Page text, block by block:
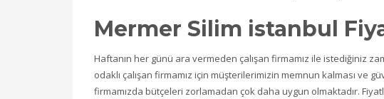
Mermer Silim istanbul
Haftanın her günü ara vermeden çalışan firmamız ile istediğiniz
odaklı çalışan firmamız için müşterilerimizin memnun kalması ve
firmamızda bütçeleri zorlamadan çok daha uygun olmaktadır.